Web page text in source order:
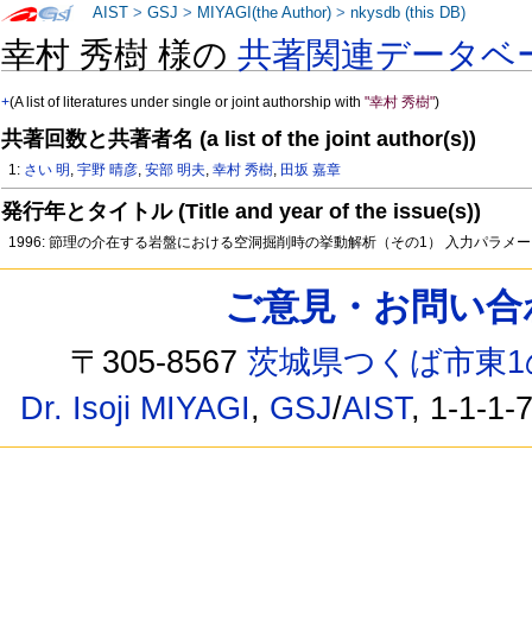
幸村 秀樹 様の共著関連データベ
+(A list of literatures under single or joint authorship with"幸村 秀樹")
共著回数と共著者名 (a list of the joint author(s))
1: さい 明 ,宇野 晴彦,安部 明夫,幸村 秀樹, 田坂 嘉章
発行年とタイトル (Title and year of the issue(s))
1996: 節理の介在する岩盤における空洞掘削時の挙動解析（その1） 入力パラメ
AIST >GSJ > MIYAGI(the Author) >nkysdb (this DB)
ご意見・お問い
〒305-8567茨城県つくば市東
Dr. Isoji MIYAGI, GSJ/AIST, 1-1-1-